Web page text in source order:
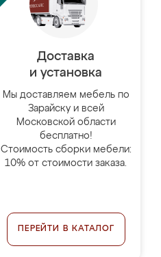
Доставка
и установка
Мы доставляем мебель по
Зарайску и всей
Московской области
бесплатно!
Стоимость сборки мебели:
10% от стоимости заказа.
ПЕРЕЙТИ В КАТАЛОГ